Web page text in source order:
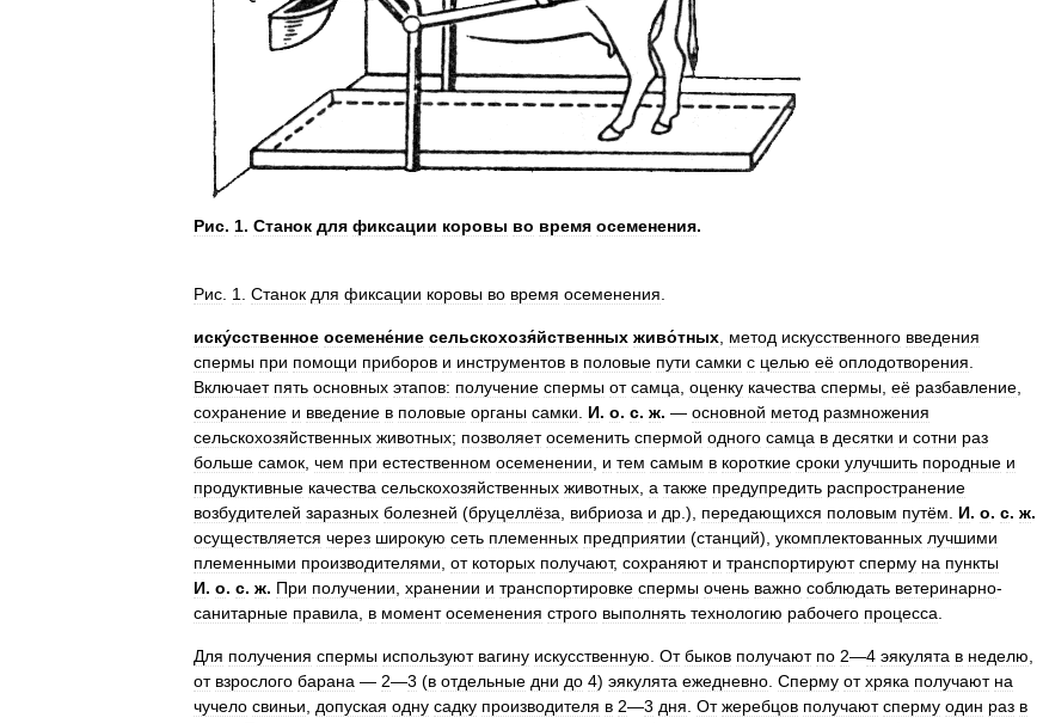
Рис. 1. Станок для фиксации коровы во время осеменения.
Рис 1 Станок для фиксации коровы во время осеменения
иску́сственное осемене́ние сельскохозя́йственных живо́тных метод искусственного введения
спермы при помощи приборов и инструментов в половые пути самки с целью её оплодотворения
Включает пять основных этапов: получение спермы от самца оценку качества спермы её разбавление
сохранение и введение в половые органы самки И. о. с. ж. — основной метод размножения
сельскохозяйственных животных; позволяет осеменить спермой одного самца в десятки и сотни раз
больше самок чем при естественном осеменении и тем самым в короткие сроки улучшить породные и
продуктивные качества сельскохозяйственных животных а также предупредить распространение
возбудителей заразных болезней (бруцеллёза вибриоза и др .), передающихся половым путём И. о. с. ж.
осуществляется через широкую сеть племенных предприятии (станций), укомплектованных лучшими
племенными производителями от которых получают, сохраняют и транспортируют сперму на пункты
И. о. с. ж. При получении хранении и транспортировке спермы очень важно соблюдать ветеринарно-
санитарные правила в момент осеменения строго выполнять технологию рабочего процесса
Для получения спермы используют вагину искусственную От быков получают по 2—4 эякулята в неделю
от взрослого барана — 2—3 (в отдельные дни до 4) эякулята ежедневно Сперму от хряка получают на
чучело свиньи допуская одну садку производителя в 2—3 дня От жеребцов получают сперму один раз в